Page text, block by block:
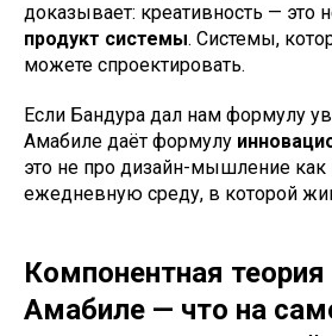
доказывает: креативность — это
продукт системы. Системы,
можете спроектировать.
Если Бандура дал нам формулу
Амабиле даёт формулу
это не про дизайн-мышление как
ежедневную среду, в которой
Компонентная теория
Амабиле — что на